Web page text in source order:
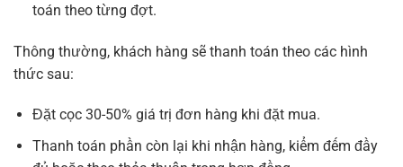
toán theo từng đợt.
Thông thường, khách hàng sẽ thanh toán theo các hình
thức sau:
Đặt cọc 30-50% giá trị đơn hàng khi đặt mua.
Thanh toán phần còn lại khi nhận hàng, kiểm đếm đầy